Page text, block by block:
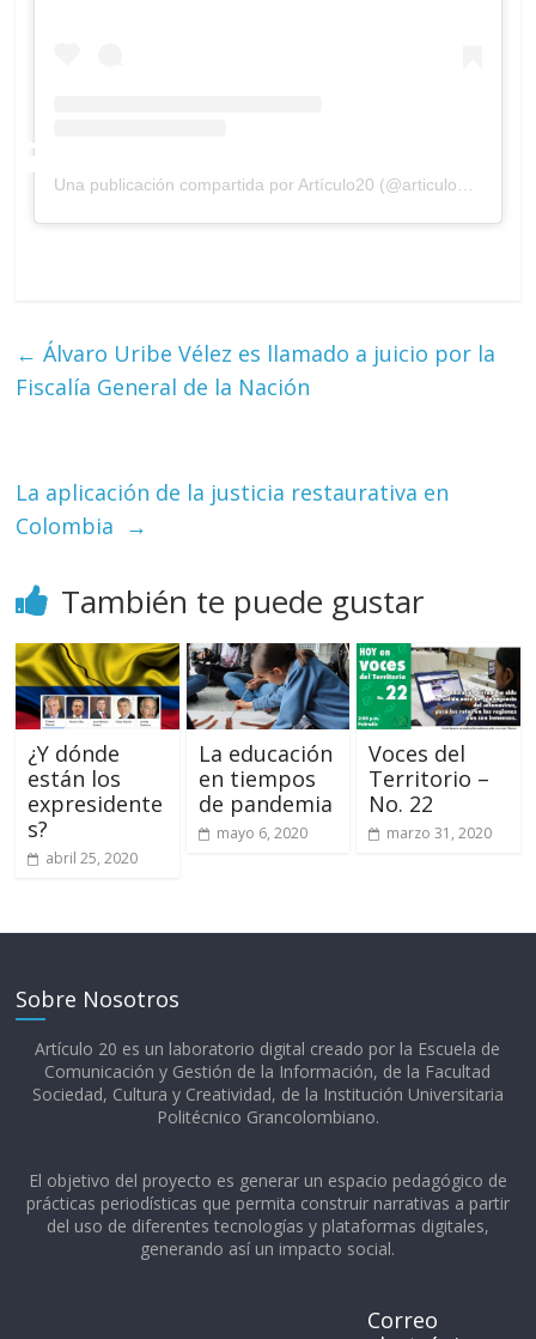
Una publicación compartida por Artículo20 (@articulo20lab)
← Álvaro Uribe Vélez es llamado a juicio por la
Fiscalía General de la Nación
La aplicación de la justicia restaurativa en
Colombia →
También te puede gustar
¿Y dónde
están los
expresidente
s?
abril 25, 2020
La educación
en tiempos
de pandemia
mayo 6, 2020
Voces del
Territorio –
No. 22
marzo 31, 2020
Sobre Nosotros
Artículo 20 es un laboratorio digital creado por la Escuela de
Comunicación y Gestión de la Información, de la Facultad
Sociedad, Cultura y Creatividad, de la Institución Universitaria
Politécnico Grancolombiano.​
El objetivo del proyecto es generar un espacio pedagógico de
prácticas periodísticas que permita construir narrativas a partir
del uso de diferentes tecnologías y plataformas digitales,
generando así un impacto social.
Correo